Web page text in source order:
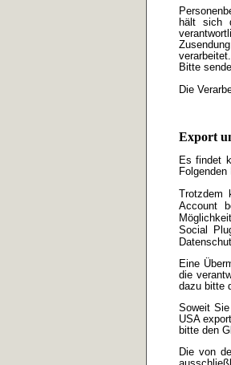
hält sich
Bitte
Die
Export
Es findet
Trotzdem
Account
Social
Eine
die
dazu bitte
Soweit
USA
bitte den
Die von